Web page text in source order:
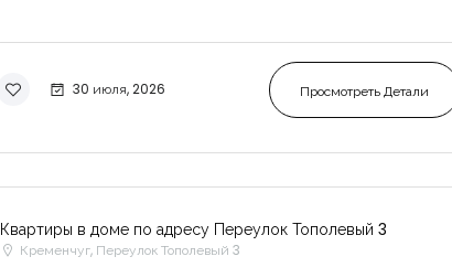
30 июля, 2026 Просмотреть Детали
Квартиры в доме по адресу Переулок Тополевый 3
Кременчуг, Переулок Тополевый 3